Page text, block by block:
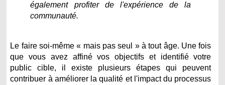
également profiter de l'expérience de la
communauté.
Le faire soi-même « mais pas seul » à tout âge. Une fois
que vous avez affiné vos objectifs et identifié votre
public cible, il existe plusieurs étapes qui peuvent
contribuer à améliorer la qualité et l'impact du processus